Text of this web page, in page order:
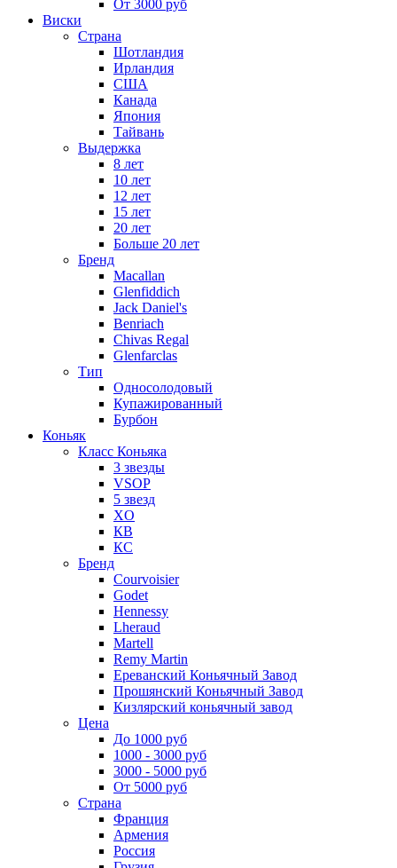
От 3000 руб
Виски
Страна
Шотландия
Ирландия
США
Канада
Япония
Тайвань
Выдержка
8 лет
10 лет
12 лет
15 лет
20 лет
Больше 20 лет
Бренд
Macallan
Glenfiddich
Jack Daniel's
Benriach
Chivas Regal
Glenfarclas
Тип
Односолодовый
Купажированный
Бурбон
Коньяк
Класс Коньяка
3 звезды
VSOP
5 звезд
XO
КВ
КС
Бренд
Courvoisier
Godet
Hennessy
Lheraud
Martell
Remy Martin
Ереванский Коньячный Завод
Прошянский Коньячный Завод
Кизлярский коньячный завод
Цена
До 1000 руб
1000 - 3000 руб
3000 - 5000 руб
От 5000 руб
Страна
Франция
Армения
Россия